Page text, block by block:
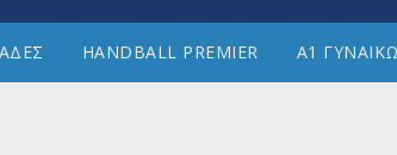
HANDBALL PREMIER Α1